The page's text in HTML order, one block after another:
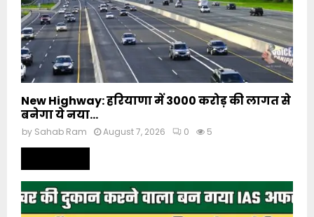
New Highway: हरियाणा में 3000 करोड़ की लागत से
बनेगा ये नया...
by Sahab Ram August 7, 2026 0 5